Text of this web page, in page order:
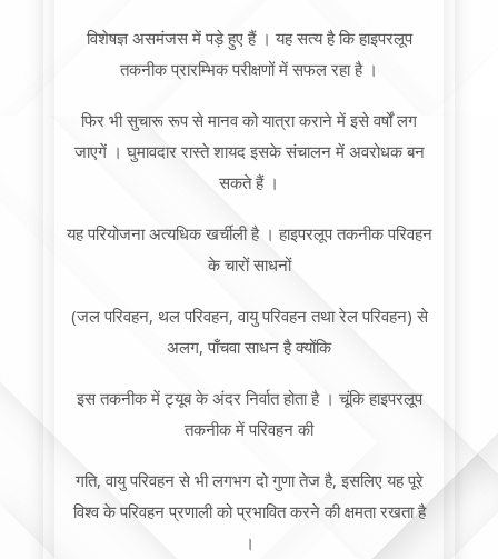
विशेषज्ञ असमंजस में पड़े हुए हैं । यह सत्य है कि हाइपरलूप
तकनीक प्रारम्भिक परीक्षणों में सफल रहा है ।
फिर भी सुचारू रूप से मानव को यात्रा कराने में इसे वर्षों लग
जाएगें । घुमावदार रास्ते शायद इसके संचालन में अवरोधक बन
सकते हैं ।
यह परियोजना अत्यधिक खर्चीली है । हाइपरलूप तकनीक परिवहन
के चारों साधनों
(जल परिवहन, थल परिवहन, वायु परिवहन तथा रेल परिवहन) से
अलग, पाँचवा साधन है क्योंकि
इस तकनीक में ट्यूब के अंदर निर्वात होता है । चूंकि हाइपरलूप
तकनीक में परिवहन की
गति, वायु परिवहन से भी लगभग दो गुणा तेज है, इसलिए यह पूरे
विश्व के परिवहन प्रणाली को प्रभावित करने की क्षमता रखता है
।